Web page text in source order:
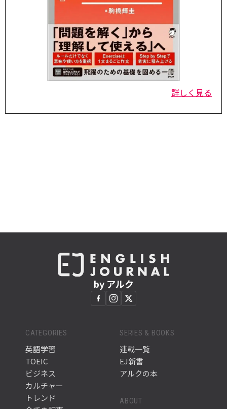
詳しく見る
by アルク
CATEGORIES
英語学習
TOEIC
ビジネス
カルチャー
トレンド
SERIES & BOOKS
連載一覧
EJ新書
アルクの本
ABOUT